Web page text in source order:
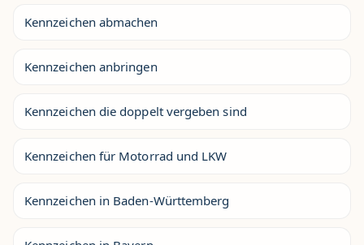
Kennzeichen abmachen
Kennzeichen anbringen
Kennzeichen die doppelt vergeben sind
Kennzeichen für Motorrad und LKW
Kennzeichen in Baden-Württemberg